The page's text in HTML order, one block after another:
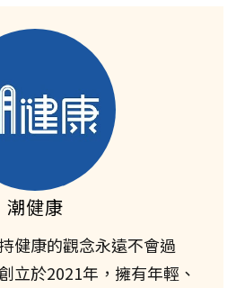
潮健康
健康的觀念永遠不會過
立於2021年，擁有年輕、